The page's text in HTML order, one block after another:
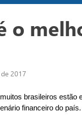
o
2017
brasileiros estão
financeiro do país.